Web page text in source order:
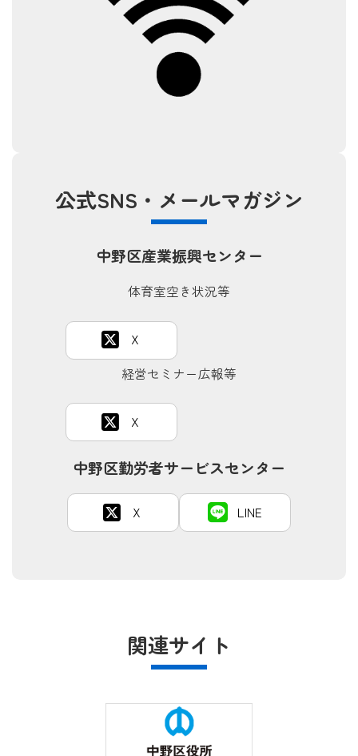
公式SNS・メールマガジン
中野区産業振興センター
体育室空き状況等
Ｘ
経営セミナー広報等
Ｘ
中野区勤労者サービスセンター
Ｘ LINE
関連サイト